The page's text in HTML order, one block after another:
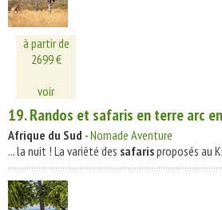
à partir de
2699 €
voir
19. Randos et safaris en terre arc
Afrique du Sud -Nomade Aventure
... la nuit ! La variété des safarisproposés au